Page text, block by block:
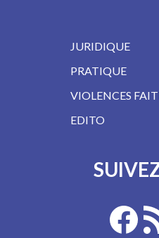
JURIDIQUE
PRATIQUE
VIOLENCES
EDITO